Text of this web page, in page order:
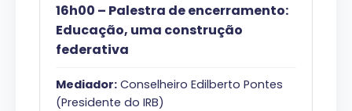
16h00 – Palestra de encerramento:
Educação, uma construção
federativa
Mediador: Conselheiro Edilberto Pontes
(Presidente do IRB)